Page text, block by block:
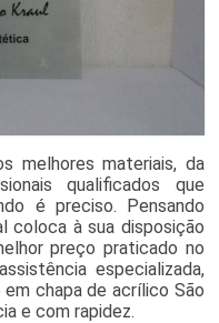
melhores materiais, da
qualificados que
é preciso. Pensando
coloca à sua disposição
preço praticado no
especializada,
chapa de acrílico São
e com rapidez.